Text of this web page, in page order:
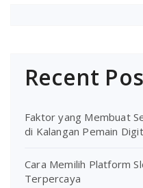
Recent
Faktor yang Membuat
di Kalangan Pemain
Cara Memilih Platform
Terpercaya